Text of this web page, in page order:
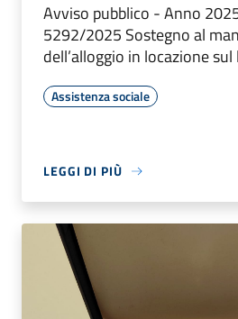
Avviso pubblico - Anno
5292/2025 Sostegno al
dell’alloggio in locazione
Assistenza sociale
LEGGI DI PIÙ